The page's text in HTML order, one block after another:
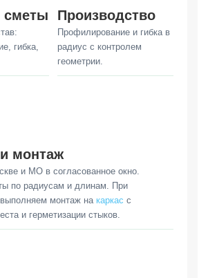
сметы
гибка,
Производство
Профилирование и гибка в
радиус с контролем
геометрии.
монтаж
и МО в согласованное окно.
по радиусам и длинам. При
монтаж на каркас с
и герметизации стыков.